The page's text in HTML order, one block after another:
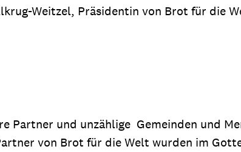
Weitzel, Präsidentin von Brot für die
Partner und unzählige Gemeinden und
von Brot für die Welt wurden im